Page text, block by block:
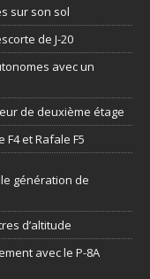
sur son sol
de J-20
avec un
de deuxième étage
et Rafale F5
génération de
d’altitude
avec le P-8A